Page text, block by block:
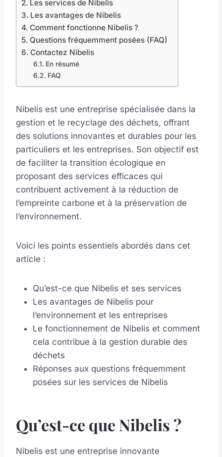
Les services de Nibelis
Les avantages de Nibelis
Comment fonctionne Nibelis ?
Questions fréquemment posées (FAQ)
Contactez Nibelis
En résumé
FAQ
Nibelis est une entreprise spécialisée dans la
gestion et le recyclage des déchets, offrant
des solutions innovantes et durables pour les
particuliers et les entreprises. Son objectif est
de faciliter la transition écologique en
proposant des services efficaces qui
contribuent activement à la réduction de
l’empreinte carbone et à la préservation de
l’environnement.
Voici les points essentiels abordés dans cet
article :
Qu’est-ce que Nibelis et ses services
Les avantages de Nibelis pour
l’environnement et les entreprises
Le fonctionnement de Nibelis et comment
cela contribue à la gestion durable des
déchets
Réponses aux questions fréquemment
posées sur les services de Nibelis
Qu’est-ce que Nibelis ?
Nibelis est une entreprise innovante